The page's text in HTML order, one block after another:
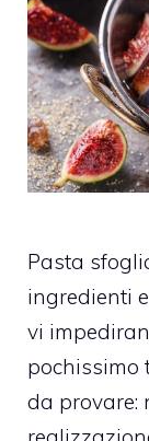
Pasta
ingredienti
vi
pochissimo
da provare: